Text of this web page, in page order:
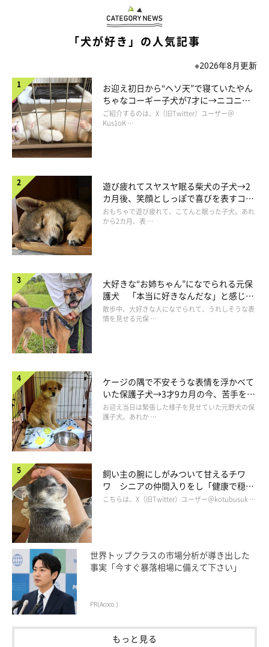
@fuuuucancan
そんなめいちゃんは、1才ぐらいまではやんちゃなコだったとい
い、こんなエピソードも。
「甘噛みをしたりおもちゃを壊したり、カーペットを床から剥が
したりなどのイタズラに手を焼いたこともありました。
しかし、年齢を重ねるごとに自然と行動が落ち着いてきて、7才
になった現在はイタズラはほとんどしません。居心地のいい場所
日常では、めいちゃんと「信頼関係が深まっ
た」と感じる瞬間も
「犬が好き」の人気記事
※2026年8月更新
お迎え初日から“ヘソ天”で寝ていたやん
ちゃなコーギー子犬が7才に→ニコニ
コ“コーギースマイル”が魅力のコに成
長！
ご紹介するのは、X（旧Twitter）ユーザー＠
Kus1oK …
遊び疲れてスヤスヤ眠る柴犬の子犬→2
カ月後、笑顔としっぽで喜びを表すコに
成長！
おもちゃで遊び疲れて、こてんと眠った子犬。あれ
から2カ月、表 …
大好きな“お姉ちゃん”になでられる元保
護犬 「本当に好きなんだな」と感じる
表情にほっこり
散歩中、大好きな人になでられて、うれしそうな表
情を見せる元保 …
ケージの隅で不安そうな表情を浮かべて
いた保護子犬→3才9カ月の今、苦手を克
服し頼もしいコに成長！
お迎え当日は緊張した様子を見せていた元野犬の保
護子犬。あれか …
飼い主の腕にしがみついて甘えるチワ
ワ シニアの仲間入りをし「健康で穏や
かな暮らしが続いてほしい」と願う
こちらは、X（旧Twitter）ユーザー＠kotubusuk …
世界トップクラスの市場分析が導き出した
事実「今すぐ暴落相場に備えて下さい」
PR(Acoco.)
もっと見る